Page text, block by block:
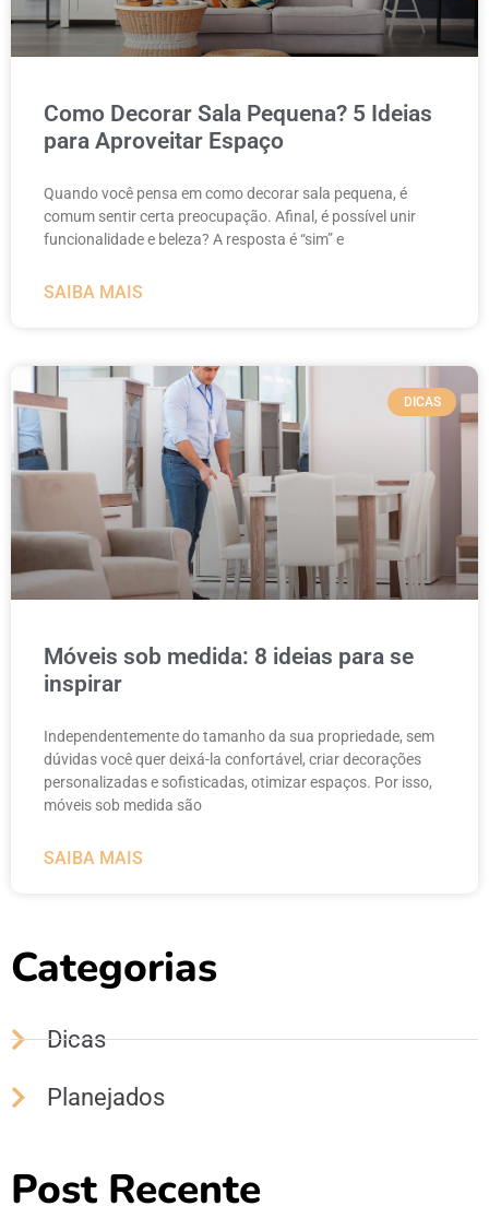
Como Decorar Sala Pequena? 5 Ideias
para Aproveitar Espaço
Quando você pensa em como decorar sala pequena, é
comum sentir certa preocupação. Afinal, é possível unir
funcionalidade e beleza? A resposta é “sim” e
SAIBA MAIS
DICAS
Móveis sob medida: 8 ideias para se
inspirar
Independentemente do tamanho da sua propriedade, sem
dúvidas você quer deixá-la confortável, criar decorações
personalizadas e sofisticadas, otimizar espaços. Por isso,
móveis sob medida são
SAIBA MAIS
Categorias
Dicas
Planejados
Post Recente